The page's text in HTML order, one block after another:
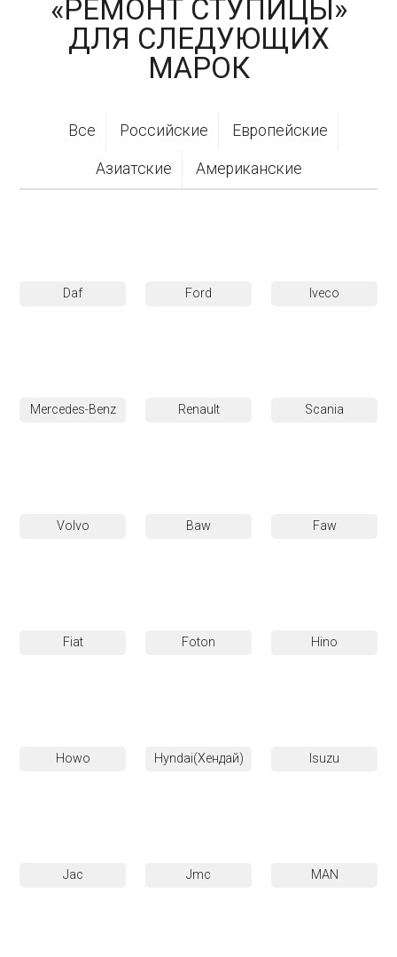
«РЕМОНТ СТУПИЦЫ»
ДЛЯ СЛЕДУЮЩИХ
МАРОК
Все Российские Европейские
Азиатские Американские
Daf Ford Iveco
Mercedes-Benz Renault Scania
Volvo Baw Faw
Fiat Foton Hino
Howo Hyndai(Хендай) Isuzu
Jac Jmc MAN